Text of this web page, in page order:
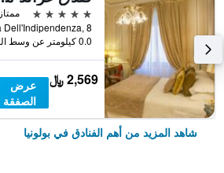
5 نجوم
ممتاز 9.4
0.0 كيلومتر عن وسط المدينة
2,569 ﷼
عرض
الصفقة
شاهد المزيد من أهم الفنادق في بولونيا